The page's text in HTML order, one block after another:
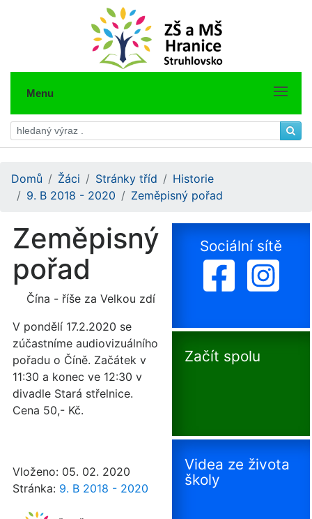
Menu
Domů Žáci Stránky tříd
Historie
9. B 2018 - 2020
Zeměpisný pořad
Zeměpisný
pořad
Čína - říše za Velkou zdí
V pondělí 17.2.2020 se
zúčastníme audiovizuálního
pořadu o Číně. Začátek v
11:30 a konec ve 12:30 v
divadle Stará střelnice.
Cena 50,- Kč.
Vloženo: 05. 02. 2020
Stránka: 9. B 2018 - 2020
Sociální sítě
Začít spolu
Videa ze života
školy